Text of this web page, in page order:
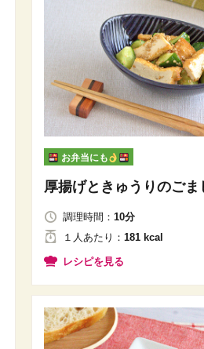
お弁当にも
厚揚げときゅうりのごま
調理時間： 10分
１人あたり ： 181 kcal
レシピを見る